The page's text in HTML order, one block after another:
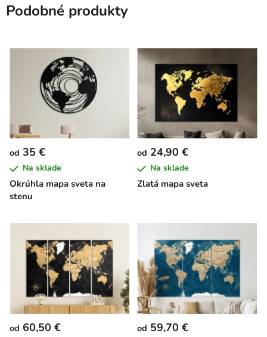
Podobné produkty
Okrúhla mapa sveta na
stenu
od 35 €
Na sklade
Zlatá mapa sveta
od 24,90 €
Na sklade
od 60,50 € od 59,70 €